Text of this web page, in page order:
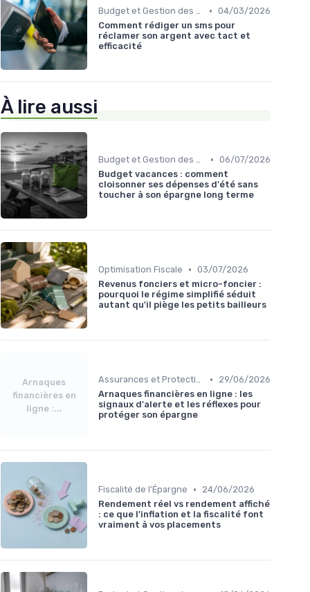
Budget et Gestion des Finances Personnelles • 04/03/2026
Comment rédiger un sms pour
réclamer son argent avec tact et
efficacité
À lire aussi
Budget et Gestion des Finances Personnelles • 06/07/2026
Budget vacances : comment
cloisonner ses dépenses d'été sans
toucher à son épargne long terme
Optimisation Fiscale • 03/07/2026
Revenus fonciers et micro-foncier :
pourquoi le régime simplifié séduit
autant qu'il piège les petits bailleurs
Arnaques
financières en
ligne :...
Assurances et Protections Financières •
29/06/2026
Arnaques financières en ligne : les
signaux d'alerte et les réflexes pour
protéger son épargne
Fiscalité de l'Épargne •
24/06/2026
Rendement réel vs rendement affiché
: ce que l'inflation et la fiscalité font
vraiment à vos placements